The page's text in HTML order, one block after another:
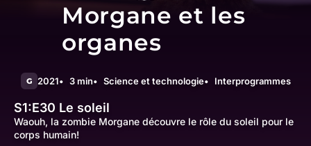
Morgane et les
organes
G 2021 3 min Science et technologie Interprogrammes
S1:E30 Le soleil
Waouh, la zombie Morgane découvre le rôle du soleil pour le
corps humain!